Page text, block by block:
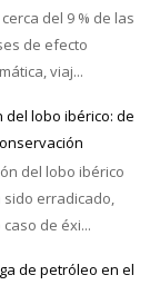
del 9 % de las
de efecto
viaj...
del lobo ibérico: de
del lobo ibérico
erradicado,
de éxi...
de petróleo en el